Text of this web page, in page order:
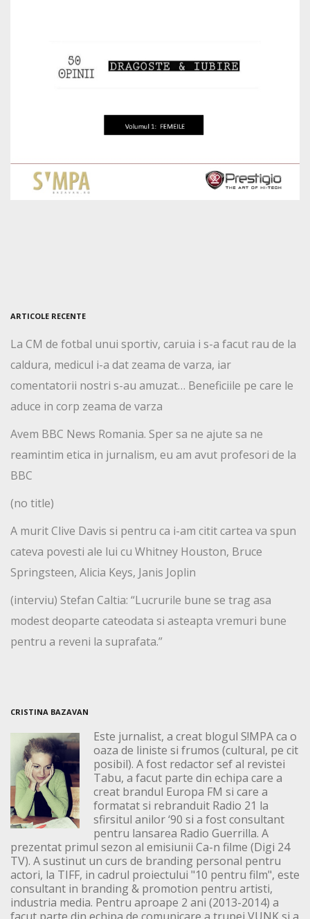
ARTICOLE RECENTE
La CM de fotbal unui sportiv, caruia i s-a facut rau de la
caldura, medicul i-a dat zeama de varza, iar
comentatorii nostri s-au amuzat… Beneficiile pe care le
aduce in corp zeama de varza
Avem BBC News Romania. Sper sa ne ajute sa ne
reamintim etica in jurnalism, eu am avut profesori de la
BBC
(no title)
A murit Clive Davis si pentru ca i-am citit cartea va spun
cateva povesti ale lui cu Whitney Houston, Bruce
Springsteen, Alicia Keys, Janis Joplin
(interviu) Stefan Caltia: “Lucrurile bune se trag asa
modest deoparte cateodata si asteapta vremuri bune
pentru a reveni la suprafata.”
CRISTINA BAZAVAN
Este jurnalist, a creat blogul S!MPA ca o
oaza de liniste si frumos (cultural, pe cit
posibil). A fost redactor sef al revistei
Tabu, a facut parte din echipa care a
creat brandul Europa FM si care a
formatat si rebranduit Radio 21 la
sfirsitul anilor ‘90 si a fost consultant
pentru lansarea Radio Guerrilla. A
prezentat primul sezon al emisiunii Ca-n filme (Digi 24
TV). A sustinut un curs de branding personal pentru
actori, la TIFF, in cadrul proiectului "10 pentru film", este
consultant in branding & promotion pentru artisti,
industria media. Pentru aproape 2 ani (2013-2014) a